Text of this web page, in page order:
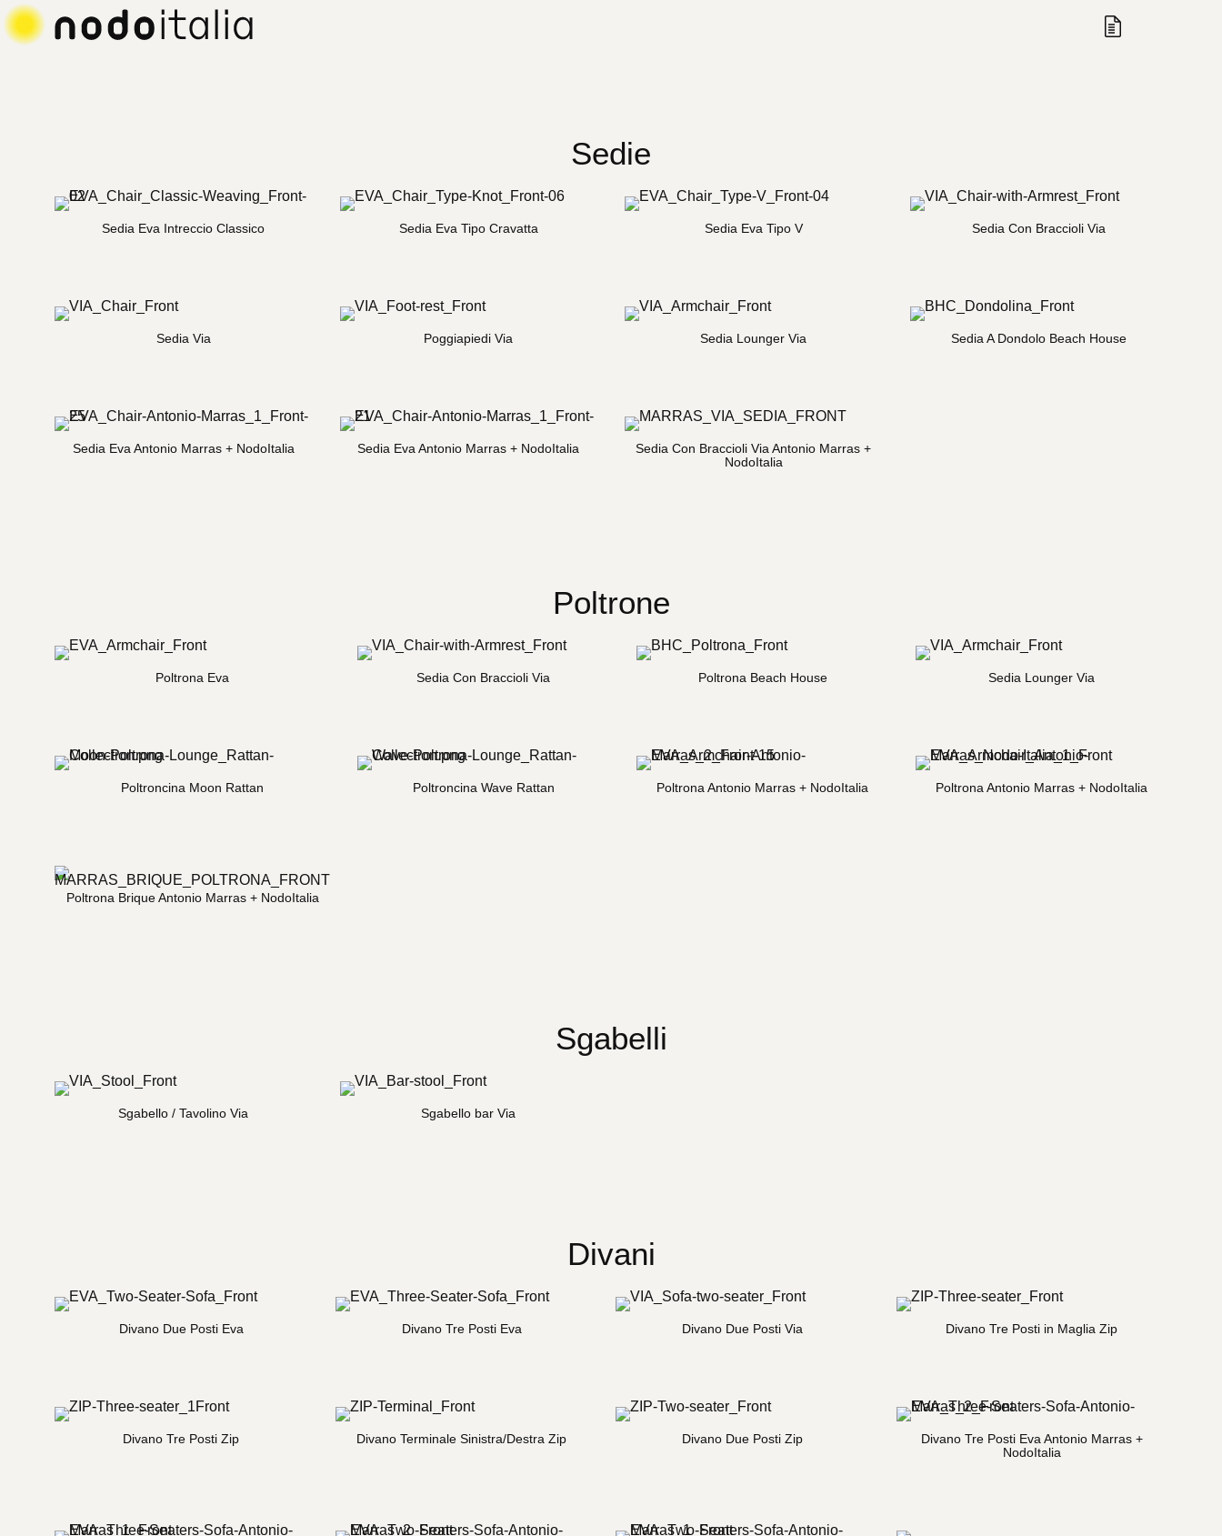
Menu di navigazione principale Contenuto principale
NODO ITALIA Ricerca
Visualizza
Sedie
Sedia Eva Intreccio Classico Sedia Eva Tipo Cravatta Sedia Eva Tipo V Sedia Con Braccioli Via
Sedia Via Poggiapiedi Via Sedia Lounger Via Sedia A Dondolo Beach House
Sedia Eva Antonio Marras + NodoItalia Sedia Eva Antonio Marras + NodoItalia
Sedia Con Braccioli Via Antonio Marras +
NodoItalia
Poltrone
Poltrona Eva Sedia Con Braccioli Via Poltrona Beach House Sedia Lounger Via
Poltroncina Moon Rattan Poltroncina Wave Rattan Poltrona Antonio Marras + NodoItalia Poltrona Antonio Marras + NodoItalia
Poltrona Brique Antonio Marras + NodoItalia
Sgabelli
Sgabello / Tavolino Via Sgabello bar Via
Divani
Divano Due Posti Eva Divano Tre Posti Eva Divano Due Posti Via Divano Tre Posti in Maglia Zip
Divano Tre Posti Zip Divano Terminale Sinistra/Destra Zip Divano Due Posti Zip
Divano Tre Posti Eva Antonio Marras +
NodoItalia